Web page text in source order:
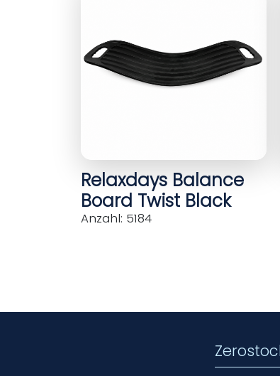
Relaxdays Balance
Board Twist Black
Anzahl: 5184